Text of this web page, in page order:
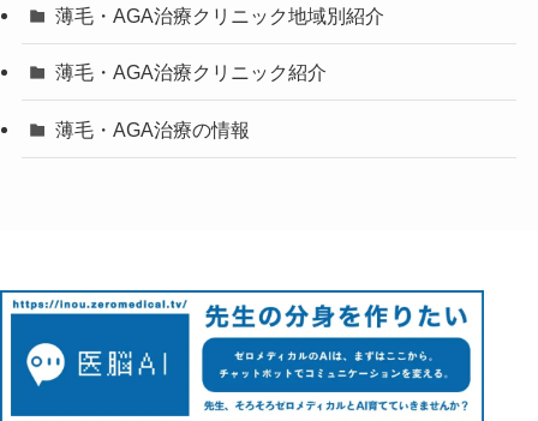
薄毛・AGA治療クリニック地域別紹介
薄毛・AGA治療クリニック紹介
薄毛・AGA治療の情報